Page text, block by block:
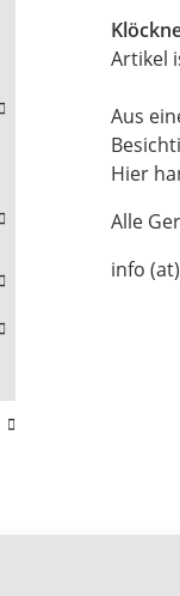
Artikel
Aus
Hier
Alle
info